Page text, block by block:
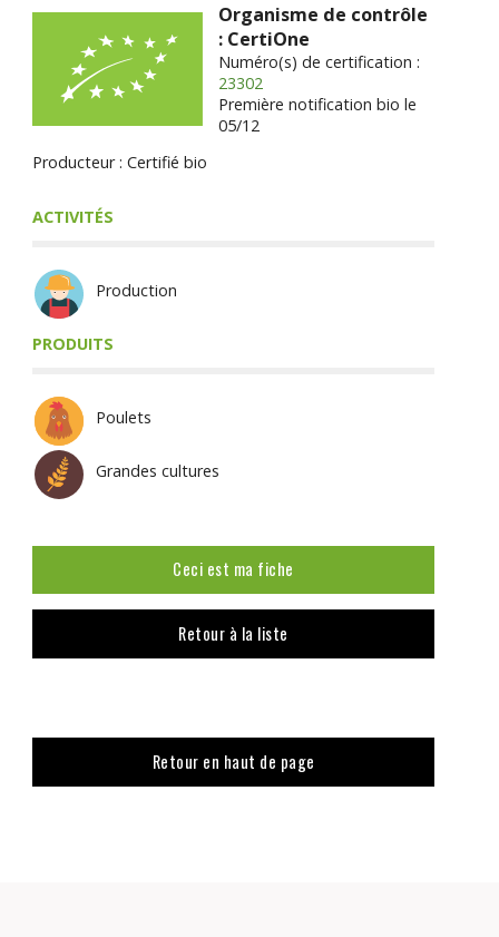
Organisme de contrôle
: CertiOne
Numéro(s) de certification :
23302
Première notification bio le
05/12
Producteur : Certifié bio
ACTIVITÉS
Production
PRODUITS
Poulets
Grandes cultures
Ceci est ma fiche
Retour à la liste
Retour en haut de page